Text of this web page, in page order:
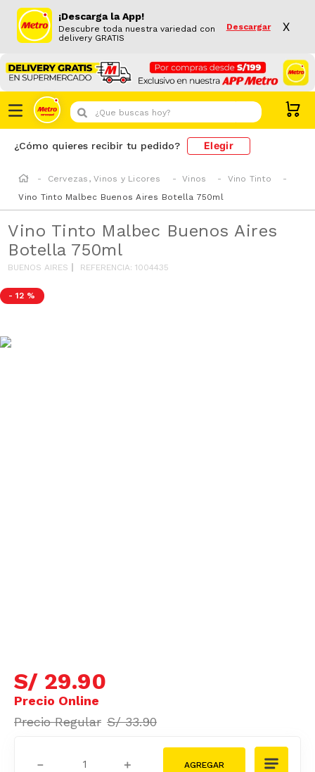
¡Descarga la App!
Descubre toda nuestra variedad con
delivery GRATIS
Descargar X
¿Que buscas hoy?
¿Cómo quieres recibir tu pedido? Elegir
Cervezas, Vinos y Licores Vinos
Vino Tinto
Vino Tinto Malbec Buenos Aires Botella 750ml
Vino Tinto Malbec Buenos Aires
Botella 750ml
BUENOS AIRES REFERENCIA:1004435
- 12 %
S/ 29.90
S/ 33.90
＋
－